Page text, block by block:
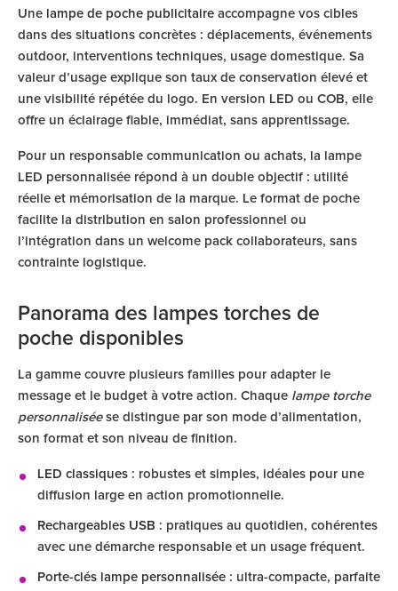
Une lampe de poche publicitaire accompagne vos cibles
dans des situations concrètes : déplacements, événements
outdoor, interventions techniques, usage domestique. Sa
valeur d’usage explique son taux de conservation élevé et
une visibilité répétée du logo. En version LED ou COB, elle
offre un éclairage fiable, immédiat, sans apprentissage.
Pour un responsable communication ou achats, la lampe
LED personnalisée répond à un double objectif : utilité
réelle et mémorisation de la marque. Le format de poche
facilite la distribution en salon professionnel ou
l’intégration dans un welcome pack collaborateurs, sans
contrainte logistique.
Panorama des lampes torches de
poche disponibles
La gamme couvre plusieurs familles pour adapter le
message et le budget à votre action. Chaque lampe torche
personnaliséese distingue par son mode d’alimentation,
son format et son niveau de finition.
LED classiques : robustes et simples, idéales pour une
diffusion large en action promotionnelle.
Rechargeables USB : pratiques au quotidien, cohérentes
avec une démarche responsable et un usage fréquent.
Porte-clés lampe personnalisée : ultra-compacte, parfaite